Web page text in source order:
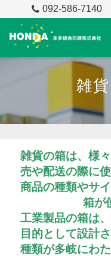
092-586-7140
雑
雑貨の箱は、様
売や配送の際に
商品の種類やサ
箱が
工業製品の箱は
目的として設計
種類が多岐にわ